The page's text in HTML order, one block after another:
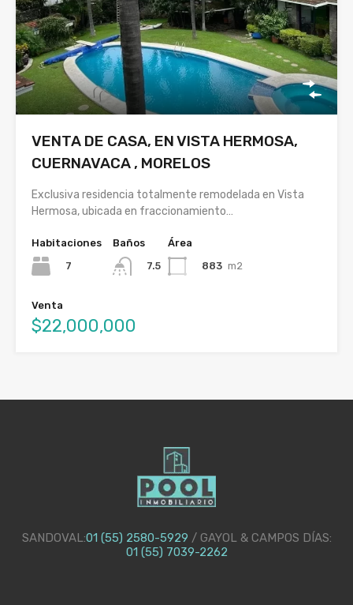
VENTA DE CASA, EN VISTA HERMOSA,
CUERNAVACA , MORELOS
Exclusiva residencia totalmente remodelada en Vista
Hermosa, ubicada en fraccionamiento…
Habitaciones
7
Baños
7.5
Área
883 m2
Venta
$22,000,000
SANDOVAL:01 (55) 2580-5929 / GAYOL & CAMPOS DÍAS:
01 (55) 7039-2262